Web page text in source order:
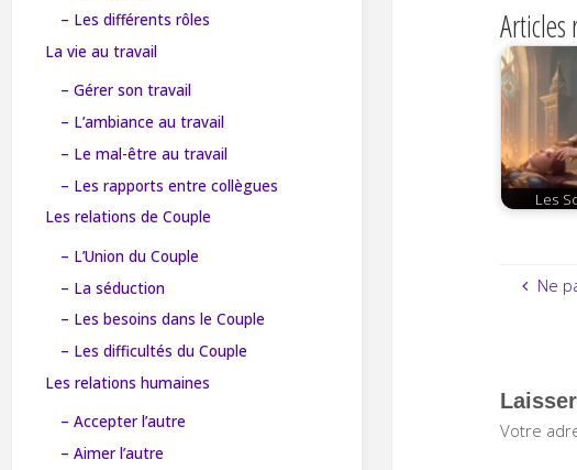
Articles
Les
Ne
Votre
– Les différents rôles
La vie au travail
– Gérer son travail
– L’ambiance au travail
– Le mal-être au travail
– Les rapports entre collègues
Les relations de Couple
– L’Union du Couple
– La séduction
– Les besoins dans le Couple
– Les difficultés du Couple
Les relations humaines
– Accepter l’autre
– Aimer l’autre